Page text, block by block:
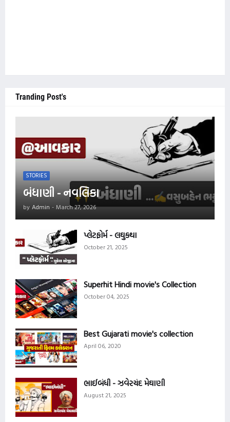
Tranding Post's
STORIES
બંધાણી - નવલિકા
by Admin - March 27, 2026
પ્લેટફોર્મ - લઘુકથા
October 21, 2025
Superhit Hindi movie's Collection
October 04, 2025
Best Gujarati movie's collection
April 06, 2020
ભાઈબંધી - ઝવેરચંદ મેઘાણી
August 21, 2025